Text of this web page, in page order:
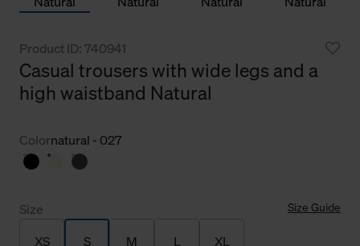
Product ID: 740941
Casual trousers with wide legs and a
high waistband Natural
Colornatural - 027
Size Size Guide
XS S M L XL